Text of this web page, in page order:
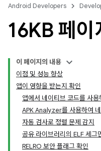
Android Developers
16KB 페이
이 페이지의 내용
이점 및 성능 향상
앱이 영향을 받는지 확인
앱에서 네이티브 코드를 사용
APK Analyzer를 사용하여
자동 검사로 정렬 문제 감지
공유 라이브러리의 ELF 세그
RELRO 보안 플래그 확인